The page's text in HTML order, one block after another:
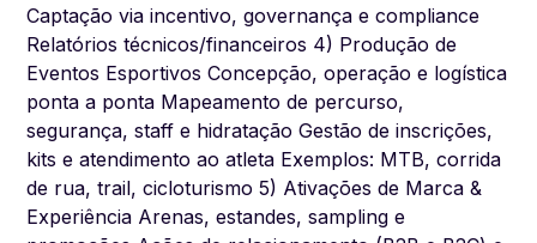
Captação via incentivo, governança e compliance
Relatórios técnicos/financeiros 4) Produção de
Eventos Esportivos Concepção, operação e logística
ponta a ponta Mapeamento de percurso,
segurança, staff e hidratação Gestão de inscrições,
kits e atendimento ao atleta Exemplos: MTB, corrida
de rua, trail, cicloturismo 5) Ativações de Marca &
Experiência Arenas, estandes, sampling e